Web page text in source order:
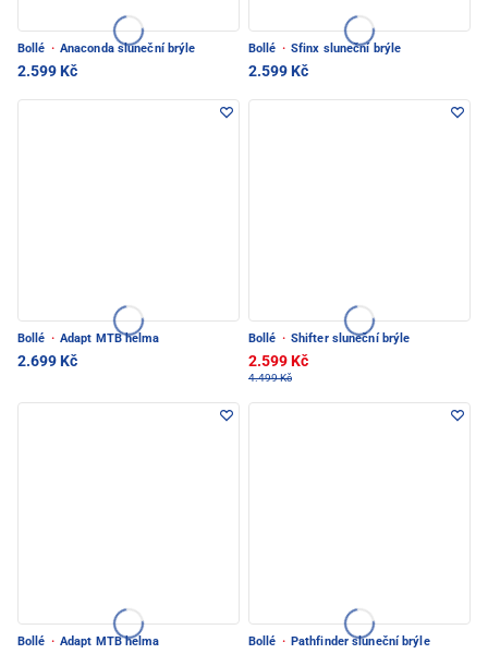
Bollé · Anaconda sluneční brýle
2.599 Kč
Bollé · Sfinx sluneční brýle
2.599 Kč
Bollé · Adapt MTB helma
2.699 Kč
Bollé · Shifter sluneční brýle
2.599 Kč
4.499 Kč
Bollé · Adapt MTB helma Bollé · Pathfinder sluneční brýle